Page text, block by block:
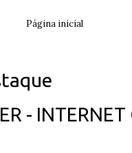
Página inicial
-